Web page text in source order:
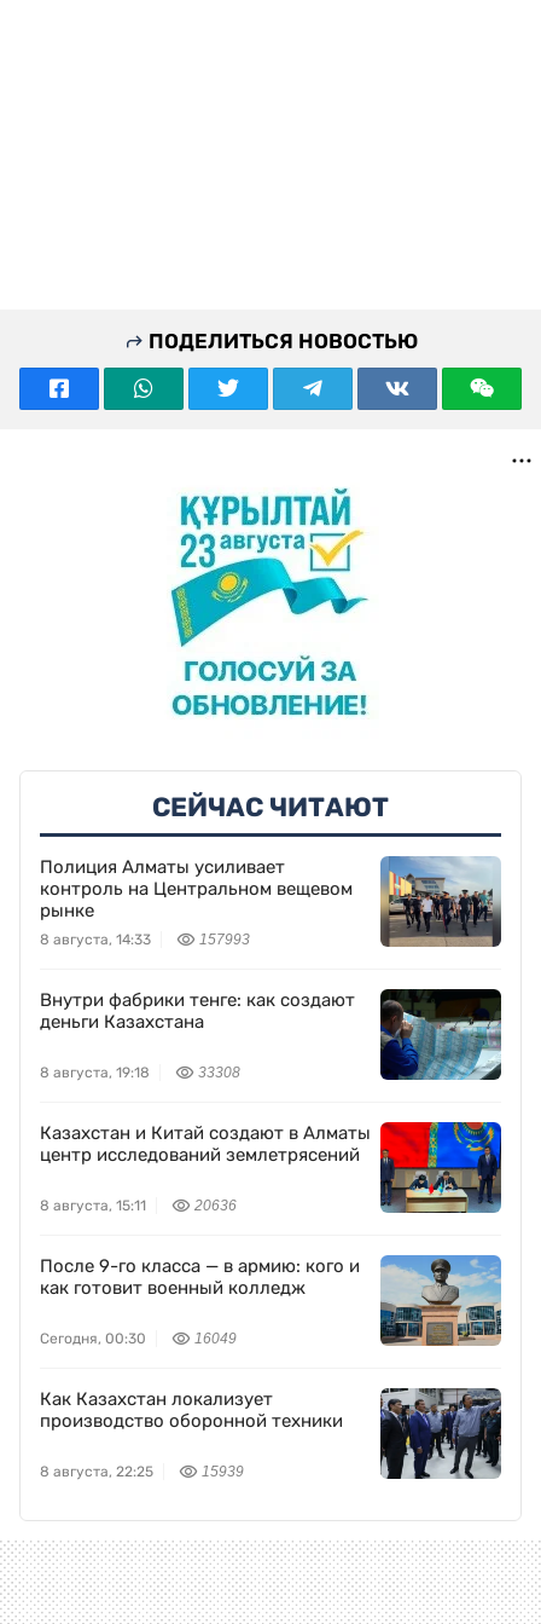
ПОДЕЛИТЬСЯ НОВОСТЬЮ
СЕЙЧАС ЧИТАЮТ
Полиция Алматы усиливает
контроль на Центральном вещевом
рынке
8 августа, 14:33 157993
Внутри фабрики тенге: как создают
деньги Казахстана
8 августа, 19:18 33308
Казахстан и Китай создают в Алматы
центр исследований землетрясений
8 августа, 15:11 20636
После 9-го класса — в армию: кого и
как готовит военный колледж
Сегодня, 00:30 16049
Как Казахстан локализует
производство оборонной техники
8 августа, 22:25 15939